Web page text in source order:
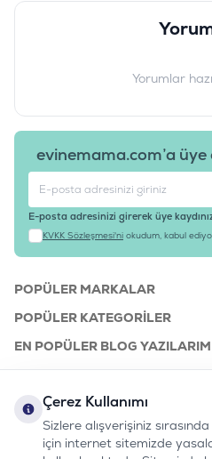
Yorumlar
evinemama.com’a üye
E-posta adresinizi girerek üye
KVKK Sözleşmesi'ni okudum, kabul
POPÜLER MARKALAR
POPÜLER KATEGORILER
EN POPÜLER BLOG
KURUMSAL
Çerez Kullanımı
Sizlere alışverişiniz
için internet sitemizde